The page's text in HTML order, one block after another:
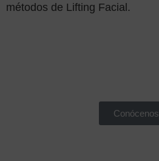
métodos de Lifting Facial.
Conócenos